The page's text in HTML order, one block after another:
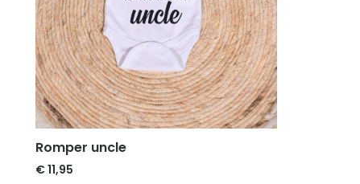
Romper uncle
€11,95